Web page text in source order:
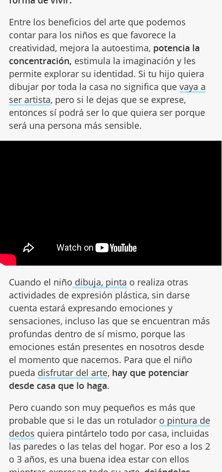
Entre los beneficios del arte que podemos
contar para los niños es que favorece la
creatividad, mejora la autoestima, potencia la
concentración, estimula la imaginación y les
permite explorar su identidad. Si tu hijo quiera
dibujar por toda la casa no significa que vaya a
ser artista, pero si le dejas que se exprese,
entonces sí podrá ser lo que quiera ser porque
será una persona más sensible.
Cuando el niño dibuja, pinta o realiza otras
actividades de expresión plástica, sin darse
cuenta estará expresando emociones y
sensaciones, incluso las que se encuentran más
profundas dentro de sí mismo, porque las
emociones están presentes en nosotros desde
el momento que nacemos. Para que el niño
pueda disfrutar del arte, hay que potenciar
desde casa que lo haga.
Pero cuando son muy pequeños es más que
probable que si le das un rotulador o pintura de
dedos quiera pintártelo todo por casa, incluidas
las paredes o las telas del hogar. Por eso a los 2
o 3 años, es una buena idea estar con ellos